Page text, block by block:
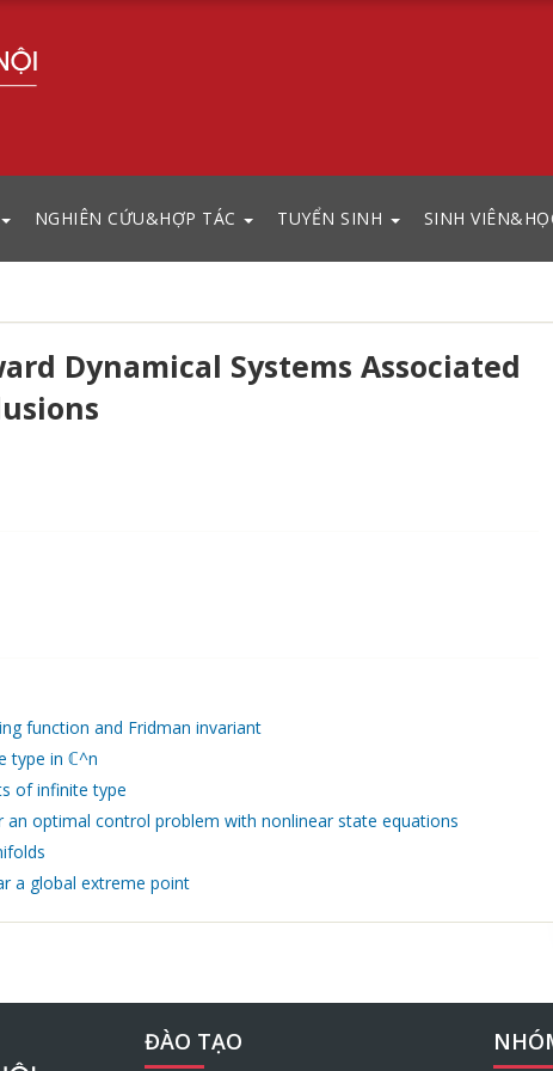
NGHIÊN CỨU&HỢP TÁC TUYỂN SINH SINH
Dynamical Systems Associated
function and Fridman invariant
type in ℂ^n
of infinite type
optimal control problem with nonlinear state equations
a global extreme point
ĐÀO TẠO